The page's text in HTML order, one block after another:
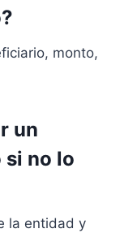
monto,
un
si no lo
la entidad y